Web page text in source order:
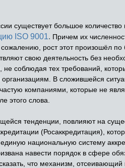
существует большое количество
ISO 9001. Причем их
рост этот произошёл
свою деятельность без
соблюдая тех требований,
В сложившейся
компаниями, которые не
этого слова.
тенденции, повлияют на
(Росаккредитация),
национальную систему
навести порядок в сфере
что механизм, отсеивающий